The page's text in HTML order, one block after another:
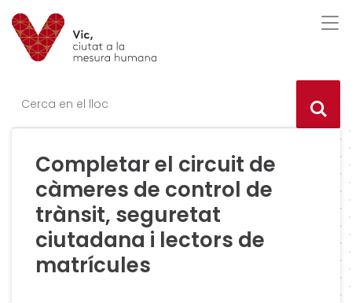
Saltar al contingut
Saltar a la navegació
Informació de contacte
Completar el circuit de
càmeres de control de
trànsit, seguretat
ciutadana i lectors de
matrícules